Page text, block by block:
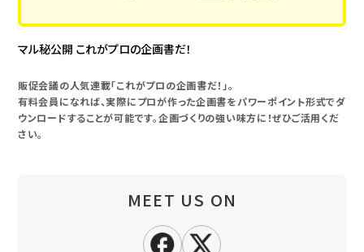
マル秘公開 これがプロの企画書だ！
販促会議の人気連載「これがプロの企画書だ！」。
有料会員になれば、実際にプロが作った企画書をパワーポイント形式でダ
ウンロードすることが可能です。企画づくりの強い味方に！ぜひご活用くだ
さい。
MEET US ON